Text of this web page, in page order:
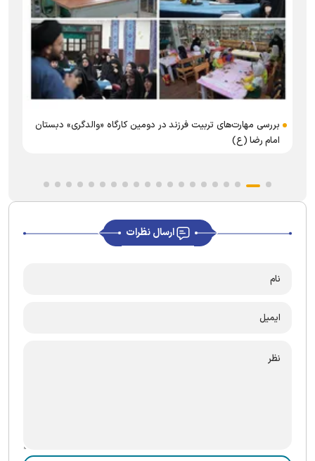
بررسی مهارت‌های تربیت فرزند در دومین کارگاه «والدگری» دبستان
امام رضا (ع)
ارسال نظرات